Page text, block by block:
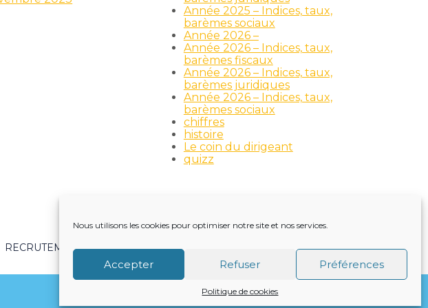
Nous utilisons les cookies pour optimiser notre site et nos services.
Accepter Refuser Préférences
Politique de cookies
Année 2025 – Indices, taux,
barèmes sociaux
Année 2026 –
Année 2026 – Indices, taux,
barèmes fiscaux
Année 2026 – Indices, taux,
barèmes juridiques
Année 2026 – Indices, taux,
barèmes sociaux
chiffres
histoire
Le coin du dirigeant
quizz
RECRUTEMENT NOTRE ACTUALITÉ VIE DU CABINET CONTACT